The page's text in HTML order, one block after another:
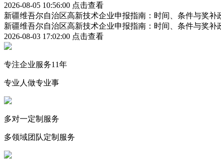
2026-08-05 10:56:00 点击查看
新疆维吾尔自治区高新技术企业申报指南：时间、条件与奖补
新疆维吾尔自治区高新技术企业申报指南：时间、条件与奖补
2026-08-03 17:02:00 点击查看
专注企业服务11年
专业人做专业事
多对一定制服务
多领域团队定制服务